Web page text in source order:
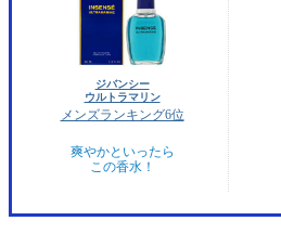
ジバンシー
ウルトラマリン
メンズランキング6位
爽やかといったら
この香水！